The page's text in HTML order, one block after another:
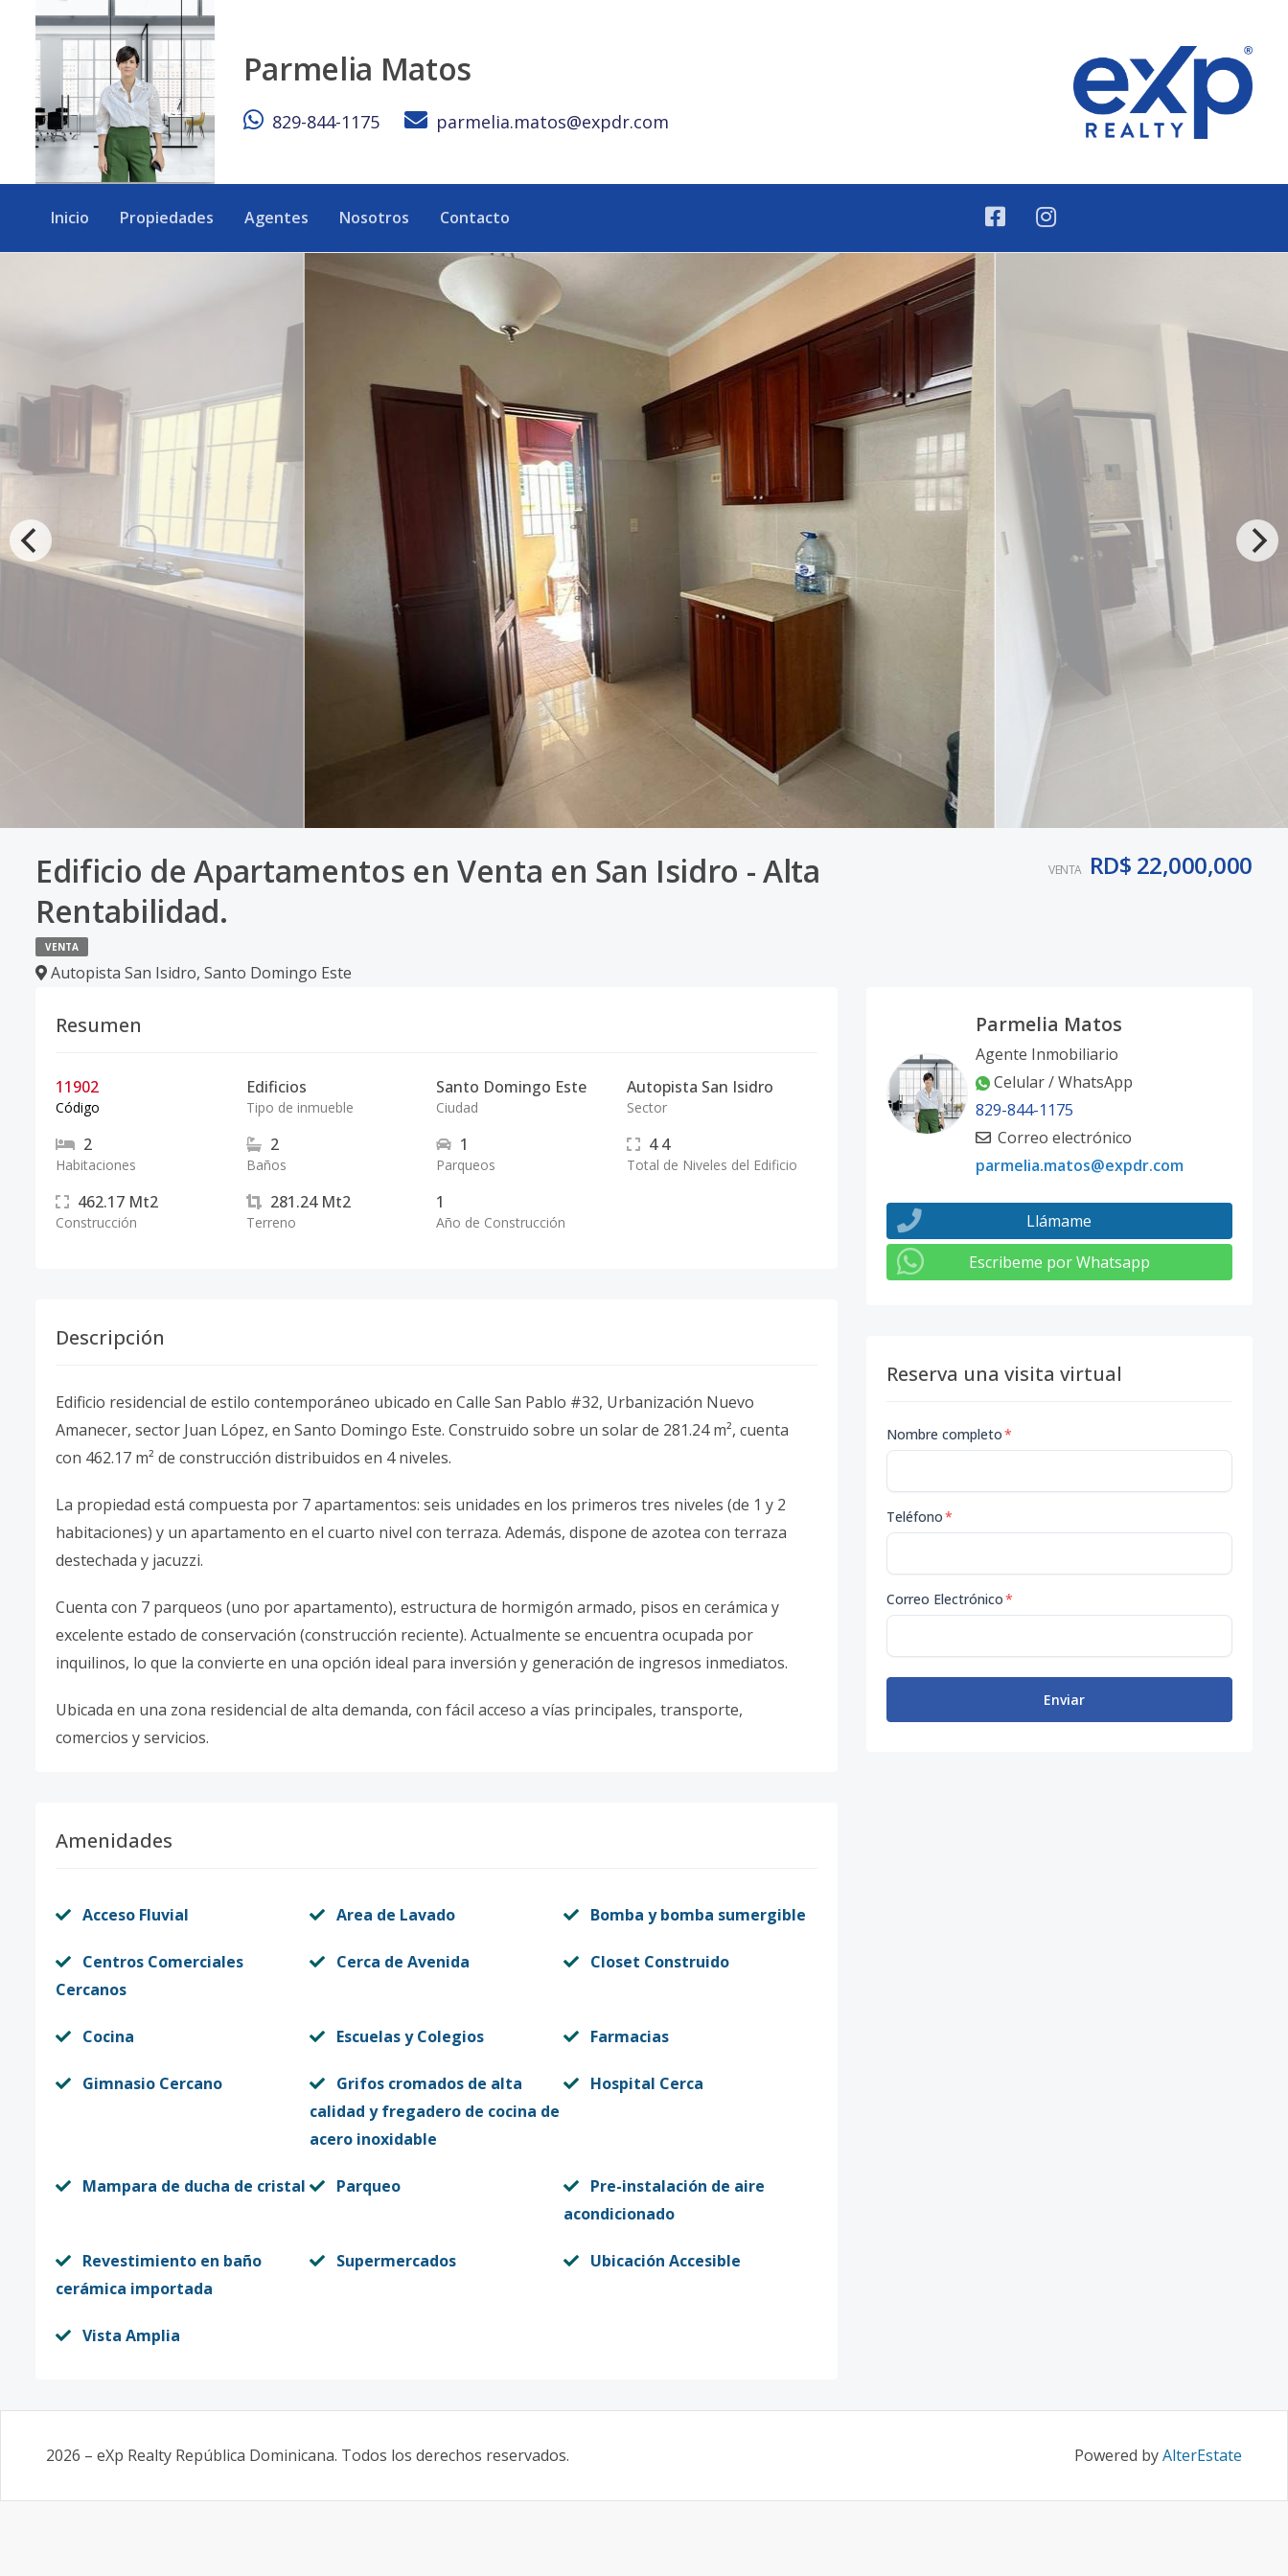
Parmelia Matos
829-844-1175 parmelia.matos@expdr.com
Inicio Propiedades Agentes Nosotros Contacto
Edificio de Apartamentos en Venta en San Isidro - Alta
Rentabilidad.
VENTA
Autopista San Isidro, Santo Domingo Este
VENTA RD$ 22,000,000
Resumen
11902
Código
Edificios
Tipo de inmueble
Santo Domingo Este
Ciudad
Autopista San Isidro
Sector
2
Habitaciones
2
Baños
1
Parqueos
4 4
Total de Niveles del Edificio
462.17 Mt2
Construcción
281.24 Mt2
Terreno
1
Año de Construcción
Descripción
Edificio residencial de estilo contemporáneo ubicado en Calle San Pablo #32, Urbanización Nuevo
Amanecer, sector Juan López, en Santo Domingo Este. Construido sobre un solar de 281.24 m², cuenta
con 462.17 m² de construcción distribuidos en 4 niveles.
La propiedad está compuesta por 7 apartamentos: seis unidades en los primeros tres niveles (de 1 y 2
habitaciones) y un apartamento en el cuarto nivel con terraza. Además, dispone de azotea con terraza
destechada y jacuzzi.
Cuenta con 7 parqueos (uno por apartamento), estructura de hormigón armado, pisos en cerámica y
excelente estado de conservación (construcción reciente). Actualmente se encuentra ocupada por
inquilinos, lo que la convierte en una opción ideal para inversión y generación de ingresos inmediatos.
Ubicada en una zona residencial de alta demanda, con fácil acceso a vías principales, transporte,
comercios y servicios.
Amenidades
Acceso Fluvial Area de Lavado Bomba y bomba sumergible
Centros Comerciales
Cercanos
Cerca de Avenida Closet Construido
Cocina Escuelas y Colegios Farmacias
Gimnasio Cercano
Grifos cromados de alta
calidad y fregadero de cocina de
acero inoxidable
Hospital Cerca
Mampara de ducha de cristal Parqueo
Pre-instalación de aire
acondicionado
Revestimiento en baño
cerámica importada
Supermercados Ubicación Accesible
Vista Amplia
Parmelia Matos
Agente Inmobiliario
Celular / WhatsApp
829-844-1175
Correo electrónico
parmelia.matos@expdr.com
Llámame
Escribeme por Whatsapp
Reserva una visita virtual
Nombre completo*
Teléfono*
Correo Electrónico*
Enviar
2026 – eXp Realty República Dominicana. Todos los derechos reservados. Powered byAlterEstate
Edificio de Apartamentos en Venta en San Isidro - Alta Rentabilidad. - eXp Realty República Dominicana